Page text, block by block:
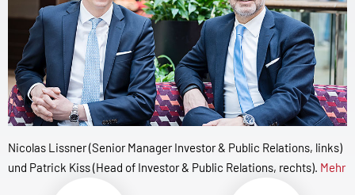
Nicolas Lissner (Senior Manager Investor & Public Relations, links)
und Patrick Kiss (Head of Investor & Public Relations, rechts). Mehr